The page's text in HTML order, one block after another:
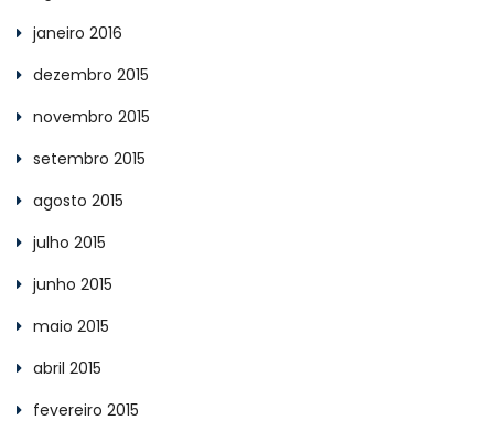
janeiro 2016
dezembro 2015
novembro 2015
setembro 2015
agosto 2015
julho 2015
junho 2015
maio 2015
abril 2015
fevereiro 2015